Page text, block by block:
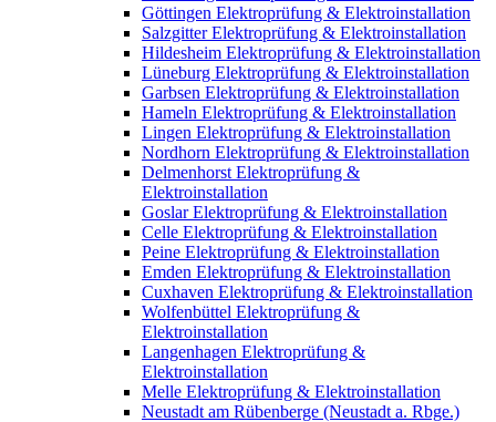
Göttingen Elektroprüfung & Elektroinstallation
Salzgitter Elektroprüfung & Elektroinstallation
Hildesheim Elektroprüfung & Elektroinstallation
Lüneburg Elektroprüfung & Elektroinstallation
Garbsen Elektroprüfung & Elektroinstallation
Hameln Elektroprüfung & Elektroinstallation
Lingen Elektroprüfung & Elektroinstallation
Nordhorn Elektroprüfung & Elektroinstallation
Delmenhorst Elektroprüfung &
Elektroinstallation
Goslar Elektroprüfung & Elektroinstallation
Celle Elektroprüfung & Elektroinstallation
Peine Elektroprüfung & Elektroinstallation
Emden Elektroprüfung & Elektroinstallation
Cuxhaven Elektroprüfung & Elektroinstallation
Wolfenbüttel Elektroprüfung &
Elektroinstallation
Langenhagen Elektroprüfung &
Elektroinstallation
Melle Elektroprüfung & Elektroinstallation
Neustadt am Rübenberge (Neustadt a. Rbge.)